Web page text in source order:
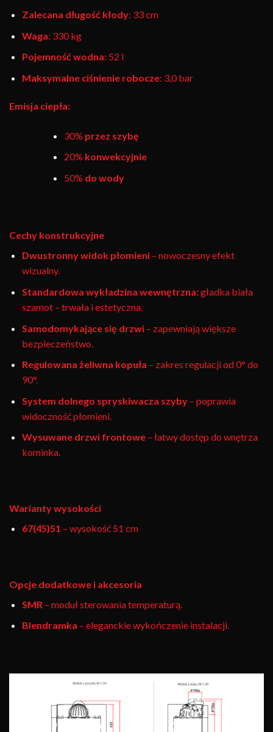
Zalecana długość kłody: 33 cm
Waga: 330 kg
Pojemność wodna: 52 l
Maksymalne ciśnienie robocze: 3,0 bar
Emisja ciepła:
30% przez szybę
20% konwekcyjnie
50% do wody
Cechy konstrukcyjne
Dwustronny widok płomieni– nowoczesny efekt
wizualny.
Standardowa wykładzina wewnętrzna:gładka biała
szamot – trwała i estetyczna.
Samodomykające się drzwi– zapewniają większe
bezpieczeństwo.
Regulowana żeliwna kopuła – zakres regulacji od 0° do
90°.
System dolnego spryskiwacza szyby– poprawia
widoczność płomieni.
Wysuwane drzwi frontowe– łatwy dostęp do wnętrza
kominka.
Warianty wysokości
67(45)51 – wysokość 51 cm
Opcje dodatkowe i akcesoria
SMR – moduł sterowania temperaturą.
Blendramka – eleganckie wykończenie instalacji.